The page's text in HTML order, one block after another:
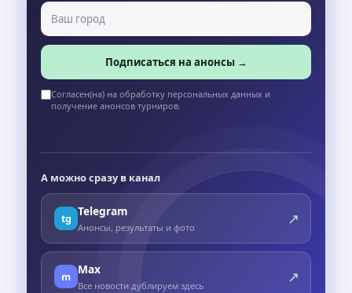
Подписаться на анонсы →
Согласен(на) на обработку персональных данных и
получение анонсов турниров.
А можно сразу в канал
tg Telegram
Анонсы, результаты и фото ↗
m Max
Все новости дублируем здесь ↗